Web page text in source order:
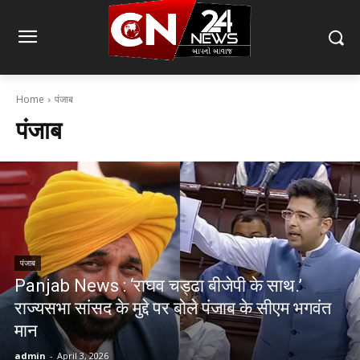
Home पंजाब
पंजाब
पंजाब
Panjab News : ‘राघव चड्ढा बीजेपी के साथ.’
राज्यसभा सांसद के मुद्दे पर बोले पंजाब के सीएम भगवंत
मान
admin - April 3, 2026